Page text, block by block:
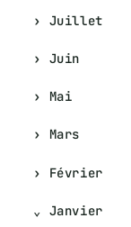
Juillet
Juin
Mai
Mars
Février
Janvier